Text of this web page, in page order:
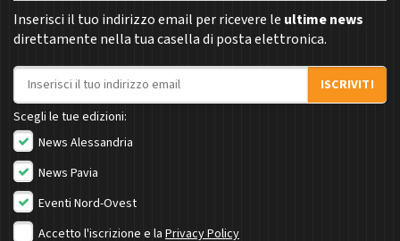
Inserisci il tuo indirizzo email per ricevere le ultime news
direttamente nella tua casella di posta elettronica.
Indirizzo email
ISCRIVITI
Scegli le tue edizioni:
News Alessandria
News Pavia
Eventi Nord-Ovest
Accetto l'iscrizione e la Privacy Policy